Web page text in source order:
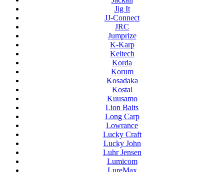
Jig It
JJ-Connect
JRC
Jumprize
K-Karp
Keitech
Korda
Korum
Kosadaka
Kostal
Kuusamo
Lion Baits
Long Carp
Lowrance
Lucky Craft
Lucky John
Luhr Jensen
Lumicom